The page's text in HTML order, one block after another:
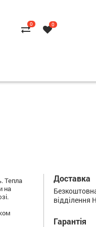
0 0
Тепла
на
Доставка
відділення
Гарантія